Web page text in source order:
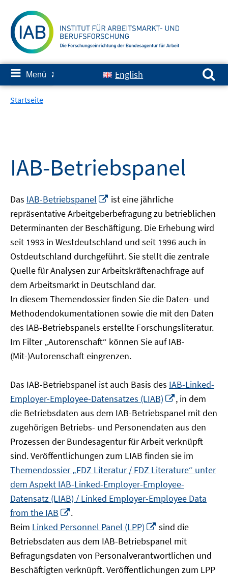
zum
Inhalt
≡ Menü ✘ English
Suchen nach:
Startseite
IAB-Betriebspanel
Das IAB-Betriebspanel
In
neuem
Fenster
öffnen
ist eine jährliche
repräsentative Arbeitgeberbefragung zu betrieblichen
Determinanten der Beschäftigung. Die Erhebung wird
seit 1993 in Westdeutschland und seit 1996 auch in
Ostdeutschland durchgeführt. Sie stellt die zentrale
Quelle für Analysen zur Arbeitskräftenachfrage auf
dem Arbeitsmarkt in Deutschland dar.
In diesem Themendossier finden Sie die Daten- und
Methodendokumentationen sowie die mit den Daten
des IAB-Betriebspanels erstellte Forschungsliteratur.
Im Filter „Autorenschaft“ können Sie auf IAB-
(Mit-)Autorenschaft eingrenzen.
Das IAB-Betriebspanel ist auch Basis des IAB-Linked-
Employer-Employee-Datensatzes (LIAB)
In
neuem
Fenster
öffnen
, in dem
die Betriebsdaten aus dem IAB-Betriebspanel mit den
zugehörigen Betriebs- und Personendaten aus den
Prozessen der Bundesagentur für Arbeit verknüpft
sind. Veröffentlichungen zum LIAB finden sie im
Themendossier „FDZ Literatur / FDZ Literature“ unter
dem Aspekt IAB-Linked-Employer-Employee-
Datensatz (LIAB) / Linked Employer-Employee Data
from the IAB
neuem
Fenster
öffnen
.
Beim Linked Personnel Panel (LPP)
In
neuem
Fenster
öffnen
sind die
Betriebsdaten aus dem IAB-Betriebspanel mit
Befragungsdaten von Personalverantwortlichen und
Beschäftigten verknüpft. Veröffentlichungen zum LPP